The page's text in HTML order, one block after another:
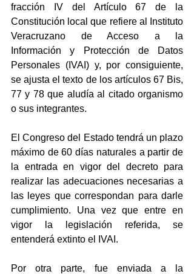
fracción IV del Artículo 67 de la
Constitución local que refiere al Instituto
Veracruzano de Acceso a la
Información y Protección de Datos
Personales (IVAI) y, por consiguiente,
se ajusta el texto de los artículos 67 Bis,
77 y 78 que aludía al citado organismo
o sus integrantes.
El Congreso del Estado tendrá un plazo
máximo de 60 días naturales a partir de
la entrada en vigor del decreto para
realizar las adecuaciones necesarias a
las leyes que correspondan para darle
cumplimiento. Una vez que entre en
vigor la legislación referida, se
entenderá extinto el IVAI.
Por otra parte, fue enviada a la